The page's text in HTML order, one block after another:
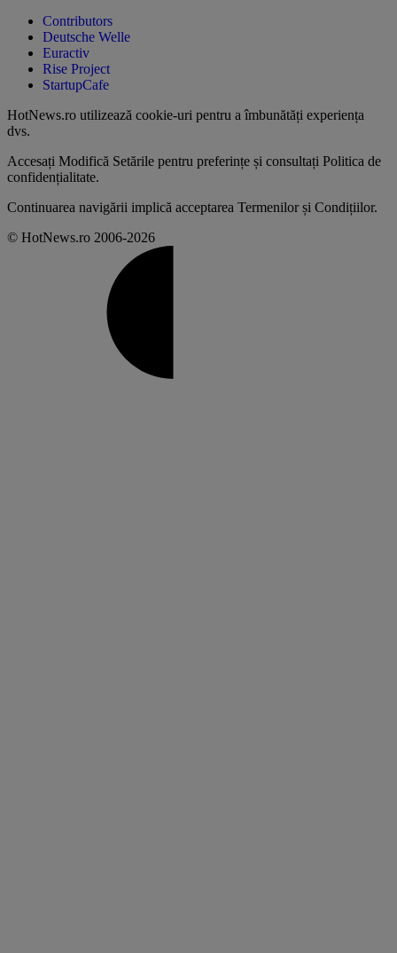
Contributors
Deutsche Welle
Euractiv
Rise Project
StartupCafe
HotNews.ro utilizează cookie-uri pentru a îmbunătăți experiența
dvs.
Accesați Modifică Setările pentru preferințe și consultați Politica de
confidențialitate.
Continuarea navigării implică acceptarea Termenilor și Condițiilor.
© HotNews.ro 2006-2026